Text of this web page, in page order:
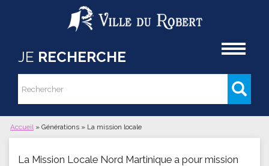
Aller au contenu principal
JE RECHERCHE
Formulaire de recherche
Rechercher
Vous êtes ici
Accueil » Générations » La mission locale
La Mission Locale Nord Martinique a pour mission